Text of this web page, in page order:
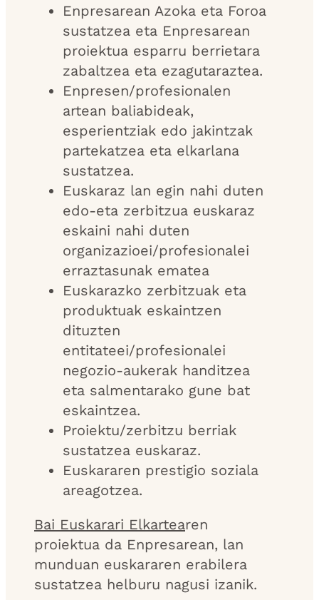
Enpresarean Azoka eta Foroa
sustatzea eta Enpresarean
proiektua esparru berrietara
zabaltzea eta ezagutaraztea.
Enpresen/profesionalen
artean baliabideak,
esperientziak edo jakintzak
partekatzea eta elkarlana
sustatzea.
Euskaraz lan egin nahi duten
edo-eta zerbitzua euskaraz
eskaini nahi duten
organizazioei/profesionalei
erraztasunak ematea
Euskarazko zerbitzuak eta
produktuak eskaintzen
dituzten
entitateei/profesionalei
negozio-aukerak handitzea
eta salmentarako gune bat
eskaintzea.
Proiektu/zerbitzu berriak
sustatzea euskaraz.
Euskararen prestigio soziala
areagotzea.
Bai Euskarari Elkartearen
proiektua da Enpresarean, lan
munduan euskararen erabilera
sustatzea helburu nagusi izanik.